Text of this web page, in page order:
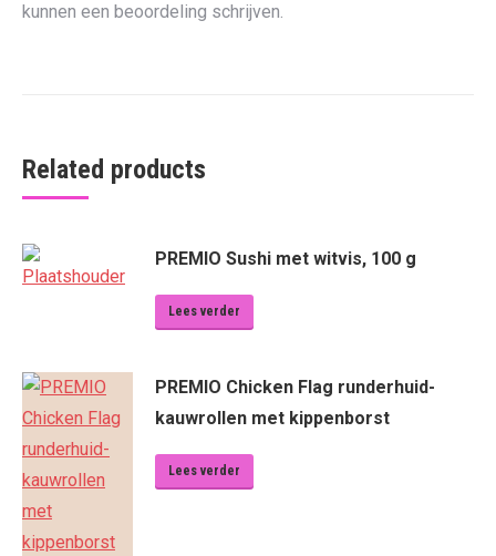
kunnen een beoordeling schrijven.
Related products
PREMIO Sushi met witvis, 100 g
Lees verder
PREMIO Chicken Flag runderhuid-
kauwrollen met kippenborst
Lees verder